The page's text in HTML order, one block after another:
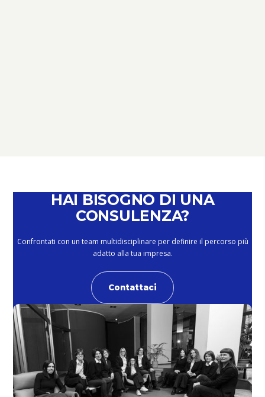
HAI BISOGNO DI UNA
CONSULENZA?
Confrontati con un team multidisciplinare per definire il percorso più
adatto alla tua impresa.
Contattaci